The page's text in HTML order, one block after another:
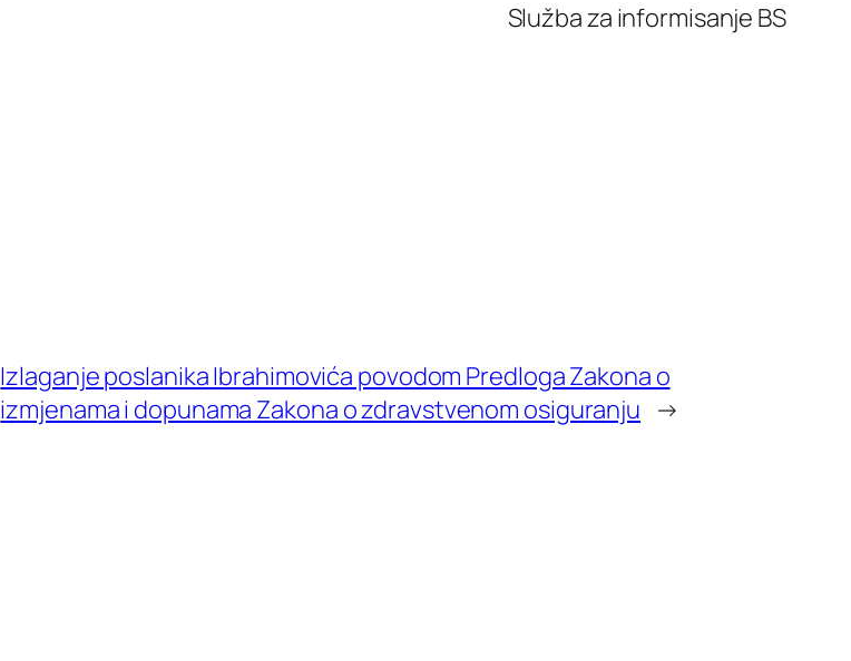
Služba za informisanje BS
Izlaganje poslanika Ibrahimovića povodom Predloga Zakona o
izmjenama i dopunama Zakona o zdravstvenom osiguranju →